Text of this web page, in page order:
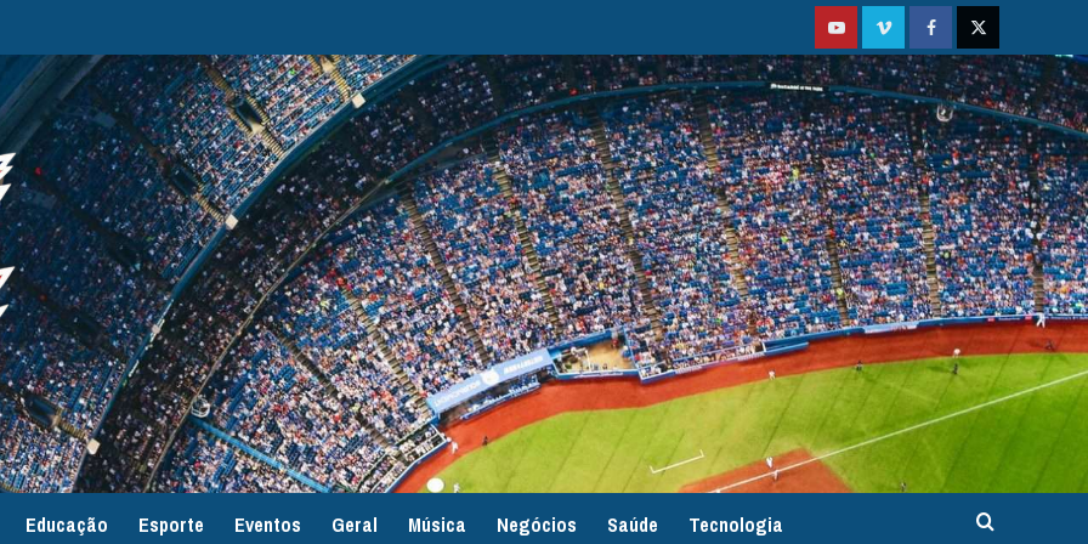
YoutubeVimeoFacebookTwitter
Educação Esporte Eventos Geral Música Negócios Saúde Tecnologia